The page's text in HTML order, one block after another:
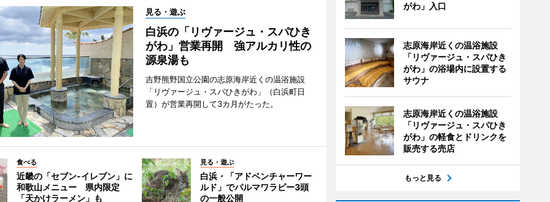
見る・遊ぶ
白浜の「リヴァージュ・スパひき
がわ」営業再開 強アルカリ性の
源泉湯も
吉野熊野国立公園の志原海岸近くの温浴施設
「リヴァージュ・スパひきがわ」（白浜町日
置）が営業再開して3カ月がたった。
食べる
近畿の「セブン-イレブン」に
和歌山メニュー 県内限定
「天かけラーメン」も
見る・遊ぶ
白浜・「アドベンチャーワー
ルド」でパルマワラビー3頭
の一般公開
がわ」入口
志原海岸近くの温浴施設
「リヴァージュ・スパひき
がわ」の浴場内に設置する
サウナ
志原海岸近くの温浴施設
「リヴァージュ・スパひき
がわ」の軽食とドリンクを
販売する売店
もっと見る